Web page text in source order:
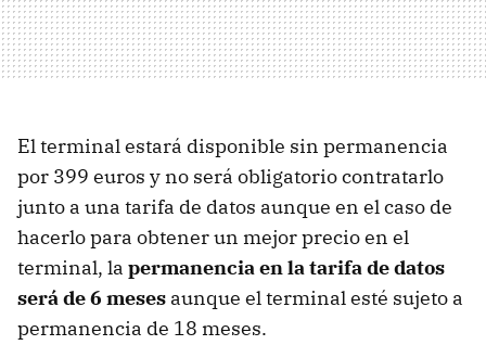
El terminal estará disponible sin permanencia
por 399 euros y no será obligatorio contratarlo
junto a una tarifa de datos aunque en el caso de
hacerlo para obtener un mejor precio en el
terminal, la permanencia en la tarifa de datos
será de 6 meses aunque el terminal esté sujeto a
permanencia de 18 meses.